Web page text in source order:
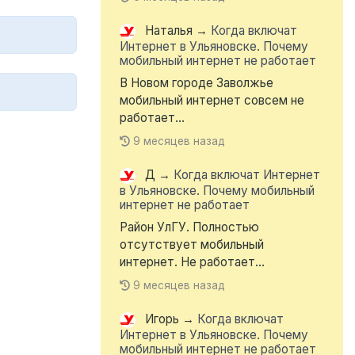
Наталья → Когда включат
Интернет в Ульяновске. Почему
мобильный интернет не работает
В Новом городе Заволжье
мобильный интернет совсем не
работает...
9 месяцев назад
Д → Когда включат Интернет
в Ульяновске. Почему мобильный
интернет не работает
Район УлГУ. Полностью
отсутствует мобильный
интернет. Не работает...
9 месяцев назад
Игорь → Когда включат
Интернет в Ульяновске. Почему
мобильный интернет не работает